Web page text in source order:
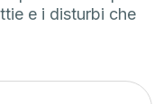
e i disturbi che